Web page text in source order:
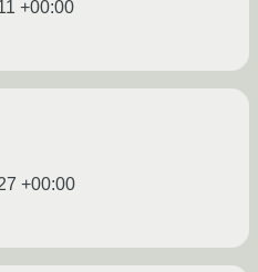
+00:00
+00:00